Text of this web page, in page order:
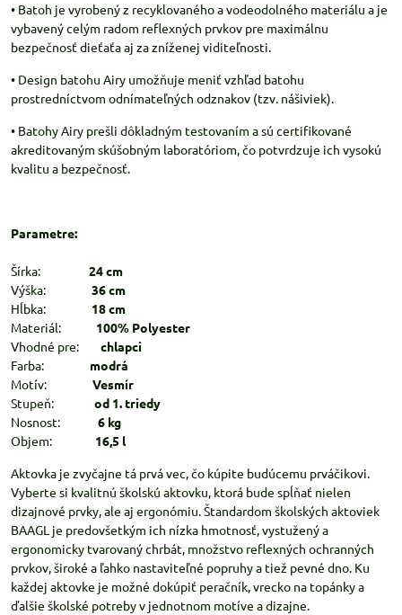
• Batoh je vyrobený z recyklovaného a vodeodolného materiálu a je
vybavený celým radom reflexných prvkov pre maximálnu
bezpečnosť dieťaťa aj za zníženej viditeľnosti.
• Design batohu Airy umožňuje meniť vzhľad batohu
prostredníctvom odnímateľných odznakov (tzv. nášiviek).
• Batohy Airy prešli dôkladným testovaním a sú certifikované
akreditovaným skúšobným laboratóriom, čo potvrdzuje ich vysokú
kvalitu a bezpečnosť.
Parametre:
Šírka: 24 cm
Výška:
36 cm
Hĺbka:
18 cm
Materiál:
100% Polyester
Vhodné pre:
chlapci
Farba:
modrá
Motív:
Vesmír
Stupeň:
od 1. triedy
Nosnost:
6 kg
Objem:
16,5 l
Aktovka je zvyčajne tá prvá vec, čo kúpite budúcemu prváčikovi.
Vyberte si kvalitnú školskú aktovku, ktorá bude spĺňať nielen
dizajnové prvky, ale aj ergonómiu. Štandardom školských aktoviek
BAAGL je predovšetkým ich nízka hmotnosť, vystužený a
ergonomicky tvarovaný chrbát, množstvo reflexných ochranných
prvkov, široké a ľahko nastaviteľné popruhy a tiež pevné dno. Ku
každej aktovke je možné dokúpiť peračník, vrecko na topánky a
ďalšie školské potreby v jednotnom motíve a dizajne.